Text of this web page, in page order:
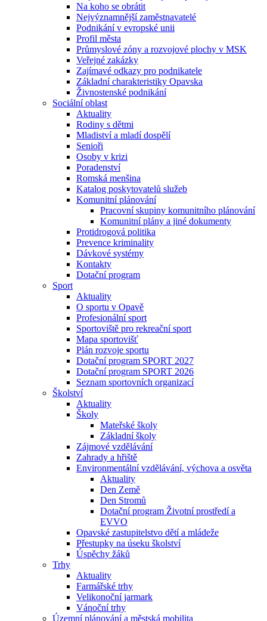
Na koho se obrátit
Nejvýznamnější zaměstnavatelé
Podnikání v evropské unii
Profil města
Průmyslové zóny a rozvojové plochy v MSK
Veřejné zakázky
Zajímavé odkazy pro podnikatele
Základní charakteristiky Opavska
Živnostenské podnikání
Sociální oblast
Aktuality
Rodiny s dětmi
Mladiství a mladí dospělí
Senioři
Osoby v krizi
Poradenství
Romská menšina
Katalog poskytovatelů služeb
Komunitní plánování
Pracovní skupiny komunitního plánování
Komunitní plány a jiné dokumenty
Protidrogová politika
Prevence kriminality
Dávkové systémy
Kontakty
Dotační program
Sport
Aktuality
O sportu v Opavě
Profesionální sport
Sportoviště pro rekreační sport
Mapa sportovišť
Plán rozvoje sportu
Dotační program SPORT 2027
Dotační program SPORT 2026
Seznam sportovních organizací
Školství
Aktuality
Školy
Mateřské školy
Základní školy
Zájmové vzdělávání
Zahrady a hřiště
Environmentální vzdělávání, výchova a osvěta
Aktuality
Den Země
Den Stromů
Dotační program Životní prostředí a
EVVO
Opavské zastupitelstvo dětí a mládeže
Přestupky na úseku školství
Úspěchy žáků
Trhy
Aktuality
Farmářské trhy
Velikonoční jarmark
Vánoční trhy
Územní plánování a městská mobilita